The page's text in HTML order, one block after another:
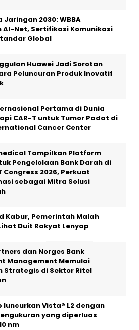
Jaringan 2030: WBBA
AI-Net, Sertifikasi Komunikasi
Global
Huawei Jadi Sorotan
Peluncuran Produk Inovatif
Pertama di Dunia
CAR-T untuk Tumor Padat di
Cancer Center
Tampilkan Platform
Pengelolaan Bank Darah di
Congress 2026, Perkuat
sebagai Mitra Solusi
Kabur, Pemerintah Malah
Duit Rakyat Lenyap
dan Norges Bank
Management Memulai
Strategis di Sektor Ritel
luncurkan Vista® L2 dengan
yang diperluas
nm